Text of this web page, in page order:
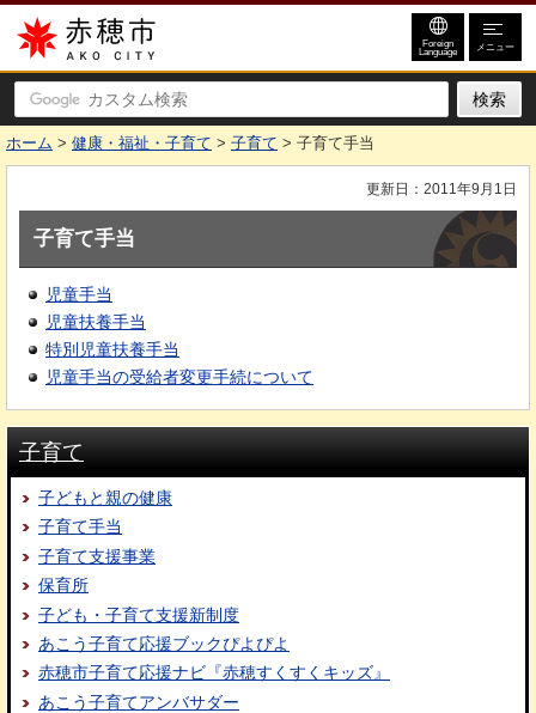
赤穂市
Foreign
Language メニュー
ホーム > 健康・福祉・子育て > 子育て > 子育て手当
更新日：2011年9月1日
子育て手当
児童手当
児童扶養手当
特別児童扶養手当
児童手当の受給者変更手続について
子育て
子どもと親の健康
子育て手当
子育て支援事業
保育所
子ども・子育て支援新制度
あこう子育て応援ブックぴよぴよ
赤穂市子育て応援ナビ『赤穂すくすくキッズ』
あこう子育てアンバサダー